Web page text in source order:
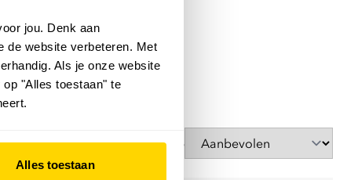
jou. Denk aan
de website verbeteren. Met
Als je onze website
"Alles toestaan" te
Alles toestaan
Sorteer op